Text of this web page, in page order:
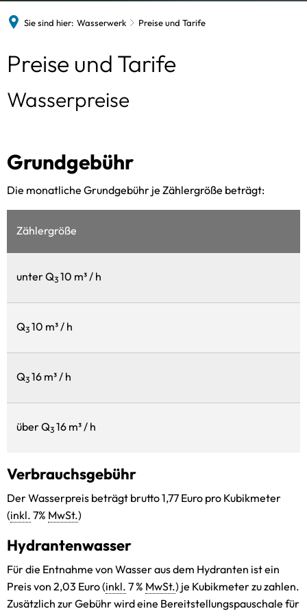
Sie sind hier: Wasserwerk Preise und Tarife
Preise
und
Preise und Tarife
Wasserpreise
Grundgebühr
Die monatliche Grundgebühr je Zählergröße beträgt:
Zählergröße
unter Q3 10 m³ / h
Q3 10 m³ / h
Q3 16 m³ / h
über Q3 16 m³ / h
Verbrauchsgebühr
Der Wasserpreis beträgt brutto 1,77 Euro pro Kubikmeter
(inkl. 7% MwSt.)
Hydrantenwasser
Für die Entnahme von Wasser aus dem Hydranten ist ein
Preis von 2,03 Euro (inkl. 7 % MwSt.) je Kubikmeter zu zahlen.
Zusätzlich zur Gebühr wird eine Bereitstellungspauschale für